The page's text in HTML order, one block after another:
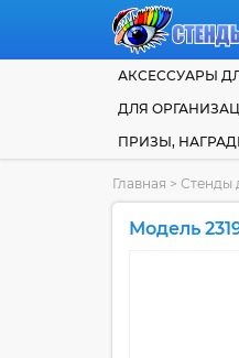
АКСЕССУАРЫ
ДЛЯ
ПРИЗЫ,
Главная > Стенды
Модель